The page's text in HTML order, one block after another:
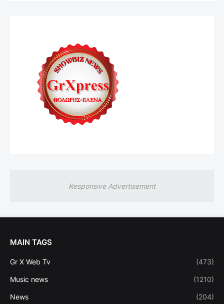
Responsive Advertisement
MAIN TAGS
Gr X Web Tv (473)
Music news (1210)
News (204)